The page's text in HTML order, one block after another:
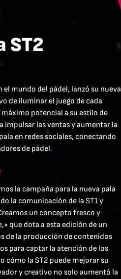
ST2
mundo del pádel, lanzó su nueva
de iluminar el juego de cada
potencial a su estilo de
impulsar las ventas y aumentar la
en redes sociales, conectando
de pádel.
la campaña para la nueva pala
la comunicación de la ST1 y
un concepto fresco y
que dota a esta edición de un
de la producción de contenidos
para captar la atención de los
cómo la ST2 puede mejorar su
y creativo no solo aumentó la